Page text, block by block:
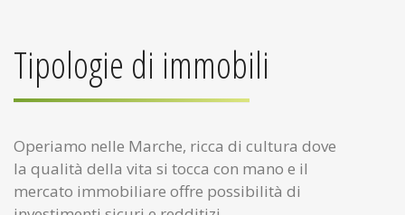
Tipologie di immobili
Operiamo nelle Marche, ricca di cultura dove
la qualità della vita si tocca con mano e il
mercato immobiliare offre possibilità di